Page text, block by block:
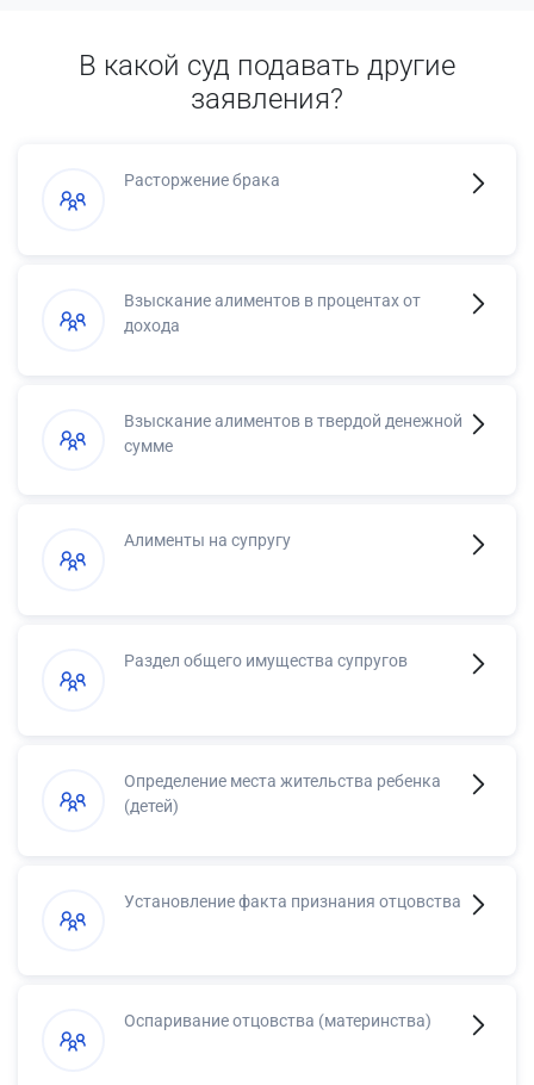
В какой суд подавать другие
заявления?
Расторжение брака
Взыскание алиментов в процентах от
дохода
Взыскание алиментов в твердой денежной
сумме
Алименты на супругу
Раздел общего имущества супругов
Определение места жительства ребенка
(детей)
Установление факта признания отцовства
Оспаривание отцовства (материнства)